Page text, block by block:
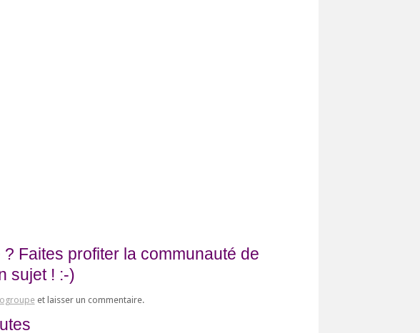
Faites profiter la communauté de
sujet ! :-)
et laisser un commentaire.